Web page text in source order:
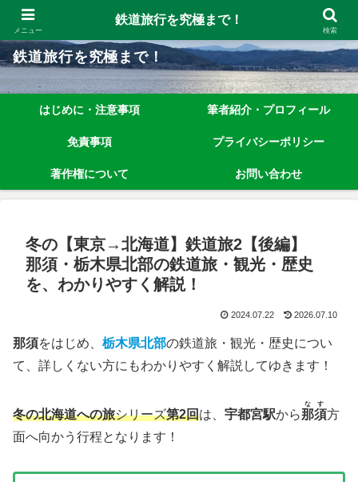
鉄道旅行を究極まで楽しむノウハウを、わかりやすく解説しています！
鉄道旅行を究極まで！
はじめに・注意事項 筆者紹介・プロフィール
免責事項 プライバシーポリシー
著作権について お問い合わせ
冬の【東京→北海道】鉄道旅2【後編】
那須・栃木県北部の鉄道旅・観光・歴史
を、わかりやすく解説！
2024.07.22 2026.07.10
那須をはじめ、 栃木県北部の鉄道旅・観光・歴史につい
て、詳しくない方にもわかりやすく解説してゆきます！
冬の北海道への旅シリーズ第2回は、 宇都宮駅から那須
なす
方
面へ向かう行程となります！
メニュー
鉄道旅行を究極まで！
検索